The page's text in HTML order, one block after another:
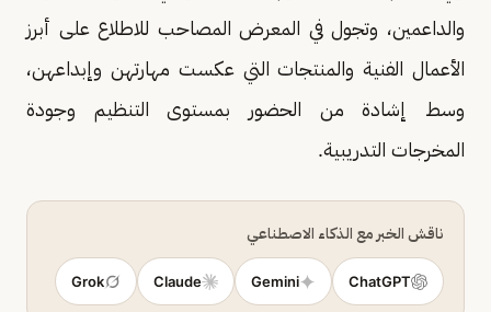
والداعمين، وتجول في المعرض المصاحب للاطلاع على أبرز
الأعمال الفنية والمنتجات التي عكست مهارتهن وإبداعهن،
وسط إشادة من الحضور بمستوى التنظيم وجودة
المخرجات التدريبية.
ناقش الخبر مع الذكاء الاصطناعي
ChatGPT
Gemini
Claude
Grok